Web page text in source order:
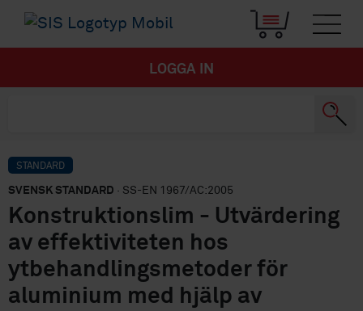
LOGGA IN
STANDARD
SVENSK STANDARD · SS-EN 1967/AC:2005
Konstruktionslim - Utvärdering
av effektiviteten hos
ytbehandlingsmetoder för
aluminium med hjälp av